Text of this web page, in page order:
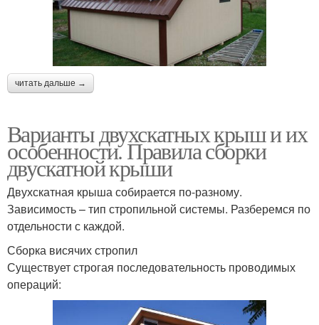
читать дальше →
Варианты двухскатных крыш и их
особенности. Правила сборки
двускатной крыши
Двухскатная крыша собирается по-разному.
Зависимость – тип стропильной системы. Разберемся по
отдельности с каждой.
Сборка висячих стропил
Существует строгая последовательность проводимых
операций: